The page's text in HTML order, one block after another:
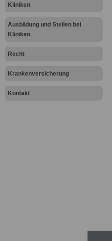
Kliniken
Ausbildung und Stellen bei
Kliniken
Recht
Krankenversicherung
Kontakt